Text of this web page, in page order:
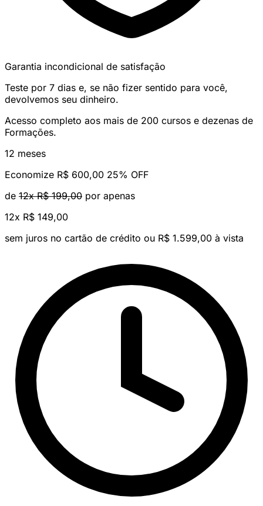
Garantia incondicional de satisfação
Teste por 7 dias e, se não fizer sentido para você,
devolvemos seu dinheiro.
Acesso completo aos mais de 200 cursos e dezenas de
Formações.
12 meses
Economize R$ 600,00 25% OFF
de 12x R$ 199,00 por apenas
12x R$ 149,00
sem juros no cartão de crédito ou R$ 1.599,00 à vista